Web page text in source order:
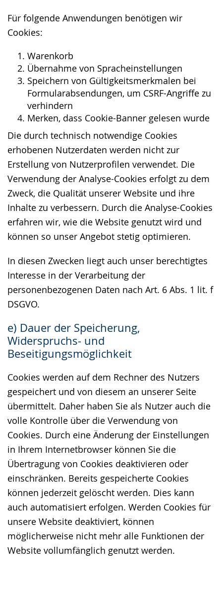
Für folgende Anwendungen benötigen wir
Cookies:
Warenkorb
Übernahme von Spracheinstellungen
Speichern von Gültigkeitsmerkmalen bei
Formularabsendungen, um CSRF-Angriffe zu
verhindern
Merken, dass Cookie-Banner gelesen wurde
Die durch technisch notwendige Cookies
erhobenen Nutzerdaten werden nicht zur
Erstellung von Nutzerprofilen verwendet. Die
Verwendung der Analyse-Cookies erfolgt zu dem
Zweck, die Qualität unserer Website und ihre
Inhalte zu verbessern. Durch die Analyse-Cookies
erfahren wir, wie die Website genutzt wird und
können so unser Angebot stetig optimieren.
In diesen Zwecken liegt auch unser berechtigtes
Interesse in der Verarbeitung der
personenbezogenen Daten nach Art. 6 Abs. 1 lit. f
DSGVO.
e) Dauer der Speicherung,
Widerspruchs- und
Beseitigungsmöglichkeit
Cookies werden auf dem Rechner des Nutzers
gespeichert und von diesem an unserer Seite
übermittelt. Daher haben Sie als Nutzer auch die
volle Kontrolle über die Verwendung von
Cookies. Durch eine Änderung der Einstellungen
in Ihrem Internetbrowser können Sie die
Übertragung von Cookies deaktivieren oder
einschränken. Bereits gespeicherte Cookies
können jederzeit gelöscht werden. Dies kann
auch automatisiert erfolgen. Werden Cookies für
unsere Website deaktiviert, können
möglicherweise nicht mehr alle Funktionen der
Website vollumfänglich genutzt werden.